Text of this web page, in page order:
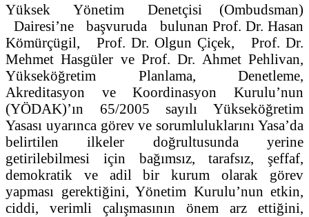
Yüksek Yönetim Denetçisi (Ombudsman)
Dairesi’ne başvuruda bulunan Prof. Dr. Hasan
Kömürçügil, Prof. Dr. Olgun Çiçek, Prof. Dr.
Mehmet Hasgüler ve Prof. Dr. Ahmet Pehlivan,
Yükseköğretim Planlama, Denetleme,
Akreditasyon ve Koordinasyon Kurulu’nun
(YÖDAK)’ın 65/2005 sayılı Yükseköğretim
Yasası uyarınca görev ve sorumluluklarını Yasa’da
belirtilen ilkeler doğrultusunda yerine
getirilebilmesi için bağımsız, tarafsız, şeffaf,
demokratik ve adil bir kurum olarak görev
yapması gerektiğini, Yönetim Kurulu’nun etkin,
ciddi, verimli çalışmasının önem arz ettiğini,